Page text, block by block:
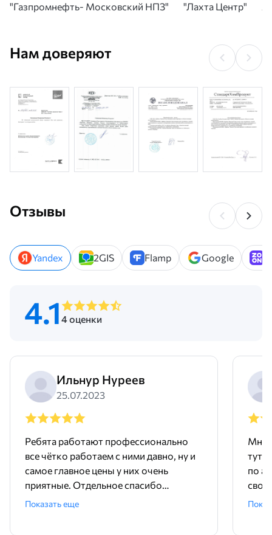
"Газпромнефть- Московский НПЗ" "Лахта Центр"
Нам доверяют
Отзывы
Yandex 2GIS Flamp Google
4.1 4 оценки
Ильнур Нуреев
25.07.2023
Ребята работают профессионально
все чётко работаем с ними давно, ну и
самое главное цены у них очень
приятные. Отдельное спасибо
менеджеру Родиону!
Показать еще
Мне
тут
по